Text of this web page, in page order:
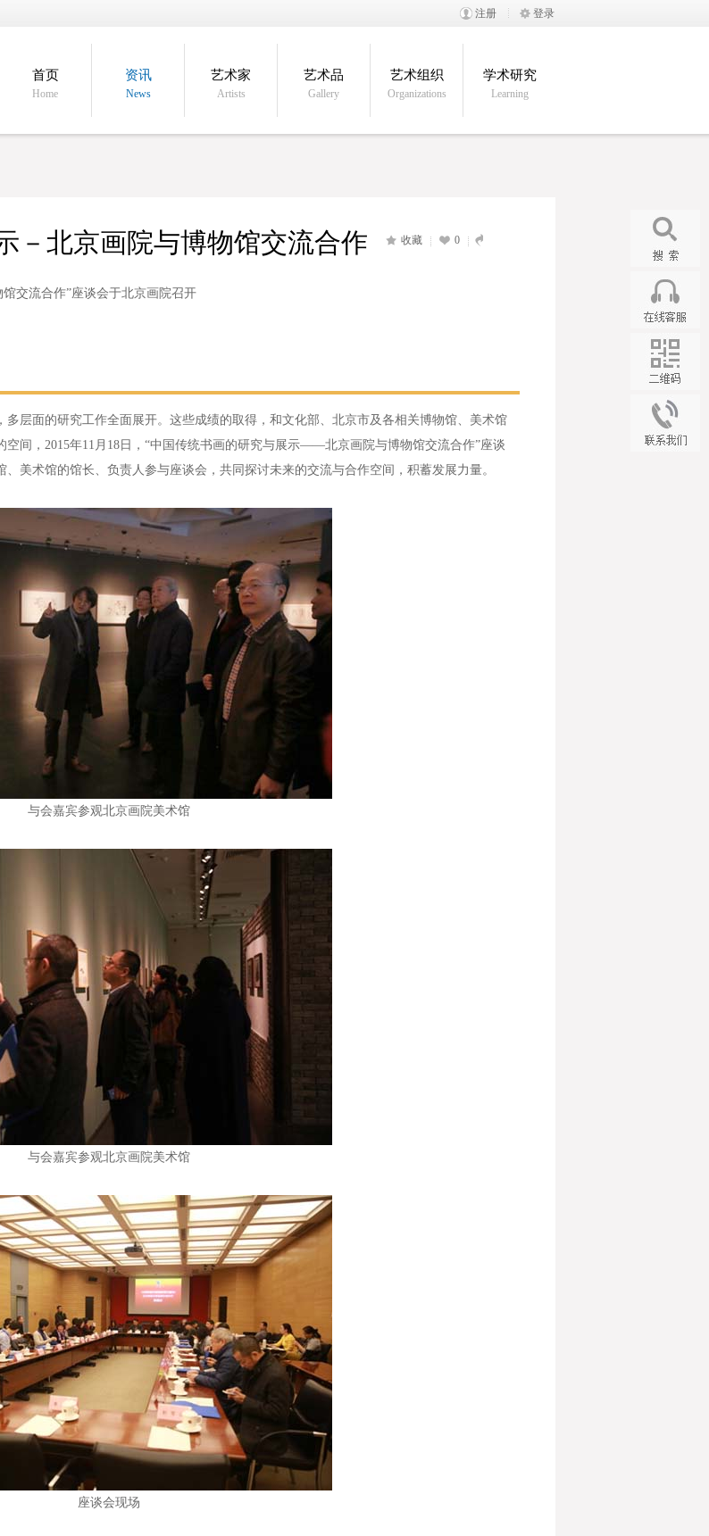
注册 登录
首页
Home
资讯
News
艺术家
Artists
艺术品
Gallery
艺术组织
Organizations
学术研究
Learning
－北京画院与博物馆交流合作 收藏 0
交流合作”座谈会于北京画院召开
层面的研究工作全面展开。这些成绩的取得，和文化部、北京市及各相关博物馆、美术馆
间，2015年11月18日，“中国传统书画的研究与展示——北京画院与博物馆交流合作”座谈
美术馆的馆长、负责人参与座谈会，共同探讨未来的交流与合作空间，积蓄发展力量。
与会嘉宾参观北京画院美术馆
与会嘉宾参观北京画院美术馆
座谈会现场